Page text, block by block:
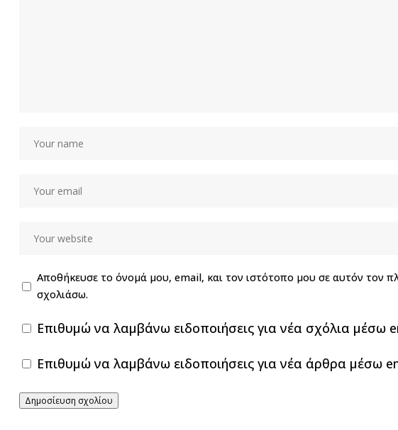
Αποθήκευσε το όνομά μου, email, και τον ιστότοπο μου σε αυτόν τον
σχολιάσω.
Επιθυμώ να λαμβάνω ειδοποιήσεις για νέα σχόλια μέσω
Επιθυμώ να λαμβάνω ειδοποιήσεις για νέα άρθρα μέσω